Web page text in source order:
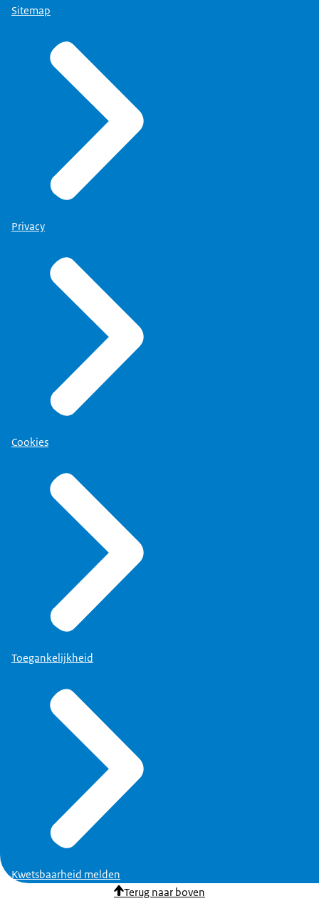
Sitemap
Privacy
Cookies
Toegankelijkheid
Kwetsbaarheid melden
Terug naar boven